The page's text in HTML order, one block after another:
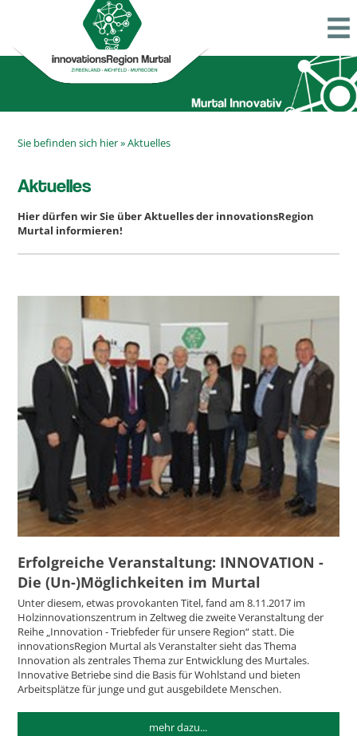
Sie befinden sich hier »Aktuelles
Aktuelles
Hier dürfen wir Sie über Aktuelles der innovationsRegion
Murtal informieren!
Erfolgreiche Veranstaltung: INNOVATION -
Die (Un-)Möglichkeiten im Murtal
Unter diesem, etwas provokanten Titel, fand am 8.11.2017 im
Holzinnovationszentrum in Zeltweg die zweite Veranstaltung der
Reihe „Innovation - Triebfeder für unsere Region“ statt. Die
innovationsRegion Murtal als Veranstalter sieht das Thema
Innovation als zentrales Thema zur Entwicklung des Murtales.
Innovative Betriebe sind die Basis für Wohlstand und bieten
Arbeitsplätze für junge und gut ausgebildete Menschen.
mehr dazu...